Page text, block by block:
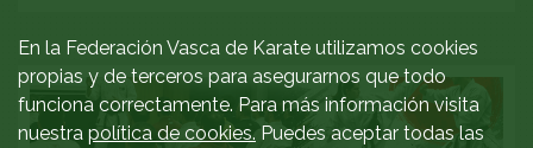
En la Federación Vasca de Karate utilizamos cookies
propias y de terceros para asegurarnos que todo
funciona correctamente. Para más información visita
nuestra política de cookies. Puedes aceptar todas las